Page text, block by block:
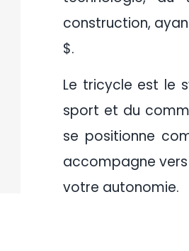
construction,
$.
Le tricycle est le
sport et du
se positionne
accompagne
votre autonomie.